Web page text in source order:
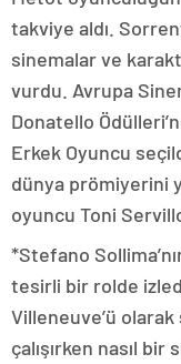
takviye aldı.
sinemalar ve
vurdu. Avrupa
Donatello
Erkek Oyuncu
dünya prömiyerini
oyuncu Toni
*Stefano
tesirli bir rolde
Villeneuve’ü
çalışırken nasıl